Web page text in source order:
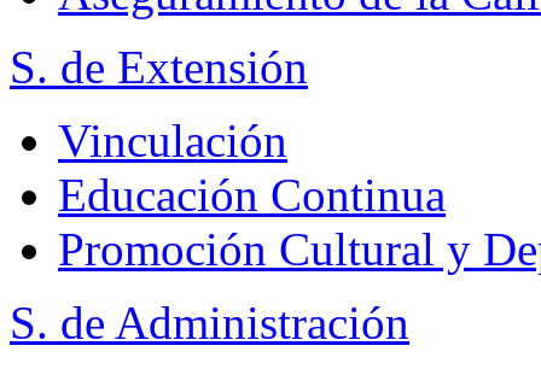
S. de Extensión
Vinculación
Educación Continua
Promoción Cultural y
S. de Administración